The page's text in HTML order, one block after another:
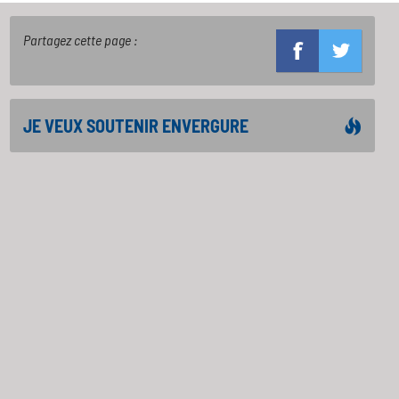
Partagez cette page :
JE VEUX SOUTENIR ENVERGURE